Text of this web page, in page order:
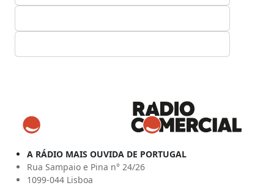
A RÁDIO MAIS OUVIDA DE PORTUGAL
Rua Sampaio e Pina n° 24/26
1099-044 Lisboa